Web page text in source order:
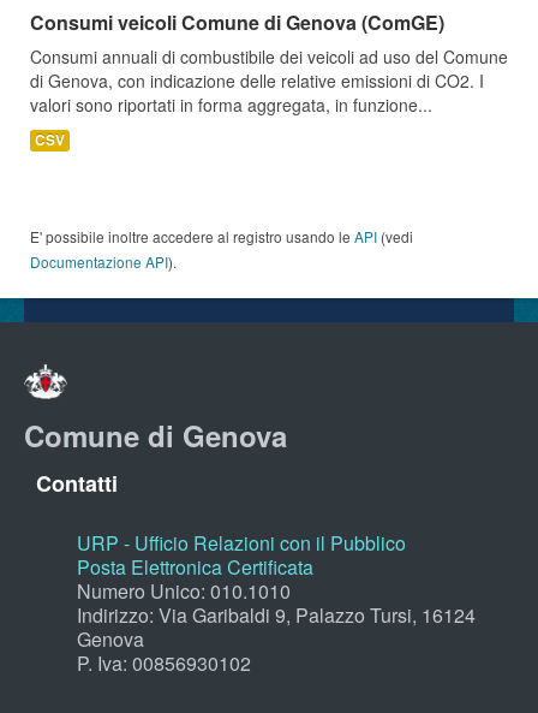
Consumi veicoli Comune di Genova (ComGE)
Consumi annuali di combustibile dei veicoli ad uso del Comune
di Genova, con indicazione delle relative emissioni di CO2. I
valori sono riportati in forma aggregata, in funzione...
CSV
E' possibile inoltre accedere al registro usando le API (vedi
Documentazione API).
Comune di Genova
Contatti
URP - Ufficio Relazioni con il Pubblico
Posta Elettronica Certificata
Numero Unico: 010.1010
Indirizzo: Via Garibaldi 9, Palazzo Tursi, 16124
Genova
P. Iva: 00856930102